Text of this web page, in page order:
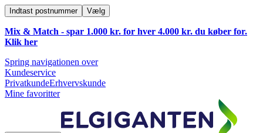
Indtast postnummer Vælg
Mix & Match - spar 1.000 kr. for hver 4.000 kr. du køber for.
Klik her
Spring navigationen over
Kundeservice
PrivatkundeErhvervskunde
Mine favoritter